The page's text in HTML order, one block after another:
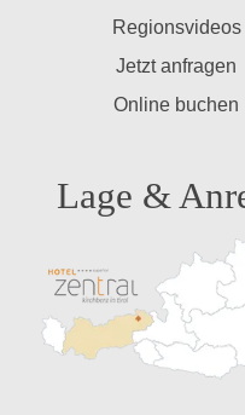
Regionsvideos
Jetzt anfragen
Online buchen
Lage &